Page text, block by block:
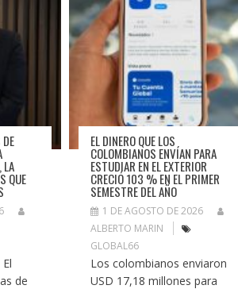
LA
QUE
de
EL DINERO QUE LOS
COLOMBIANOS ENVÍAN PARA
ESTUDIAR EN EL EXTERIOR
CRECIÓ 103 % EN EL PRIMER
SEMESTRE DEL AÑO
1 DE AGOSTO DE 2026
ALBERTO MARIN
GLOBAL66
Los colombianos enviaron
USD 17,18 millones para